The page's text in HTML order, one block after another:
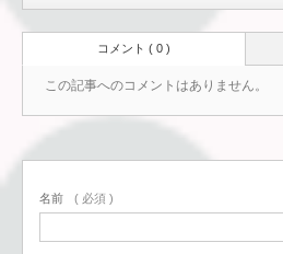
コメント ( 0 )
この記事へのコメントはありません。
名前 ( 必須 )